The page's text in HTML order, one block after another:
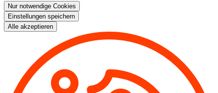
Nur notwendige Cookies
Einstellungen speichern
Alle akzeptieren